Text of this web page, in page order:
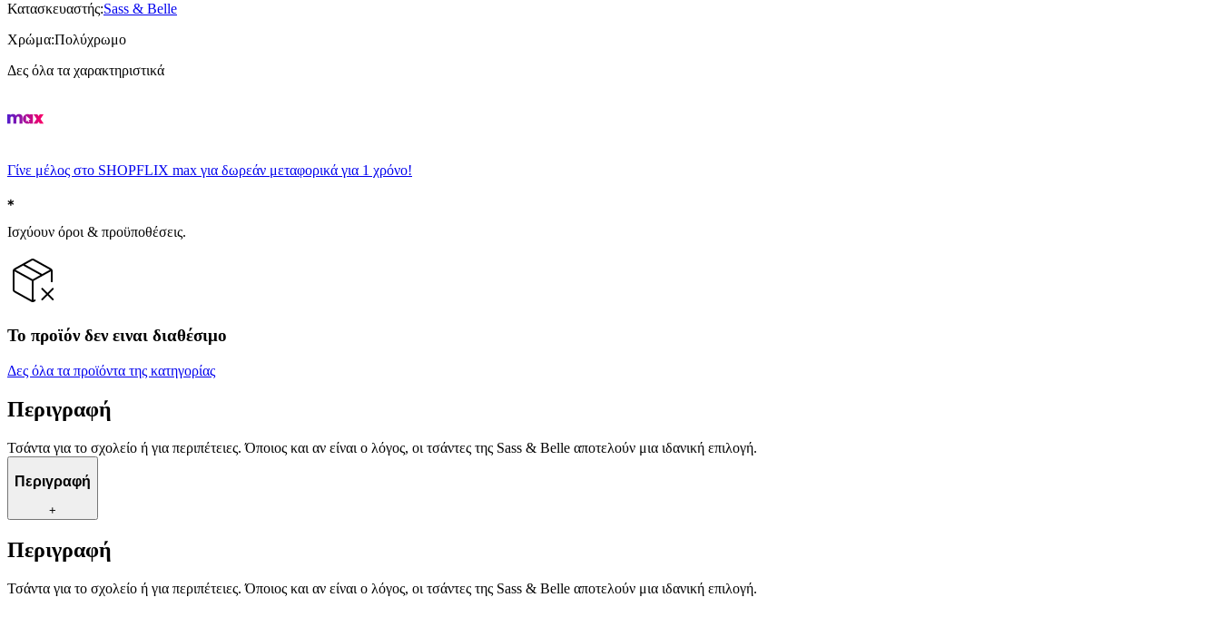
Κατασκευαστής:Sass & Belle
Χρώμα:Πολύχρωμο
Δες όλα τα χαρακτηριστικά
Γίνε μέλος στο SHOPFLIX max για δωρεάν μεταφορικά για 1 χρόνο!
Ισχύουν όροι & προϋποθέσεις.
Το προϊόν δεν ειναι διαθέσιμο
Δες όλα τα προϊόντα της κατηγορίας
Περιγραφή
Τσάντα για το σχολείο ή για περιπέτειες. Όποιος και αν είναι ο λόγος, οι τσάντες της Sass & Belle αποτελούν μια ιδανική επιλογή.
Περιγραφή
+
Περιγραφή
Τσάντα για το σχολείο ή για περιπέτειες. Όποιος και αν είναι ο λόγος, οι τσάντες της Sass & Belle αποτελούν μια ιδανική επιλογή.